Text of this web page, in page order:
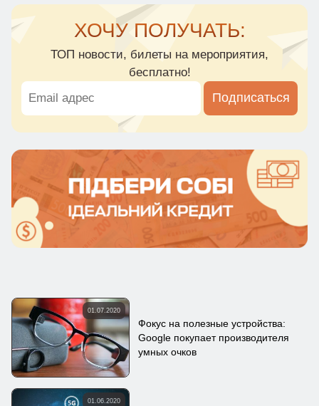
01.07.2020
Фокус на полезные устройства:
Google покупает производителя
умных очков
01.06.2020
ХОЧУ ПОЛУЧАТЬ:
ТОП новости, билеты на мероприятия,
бесплатно!
Подписаться